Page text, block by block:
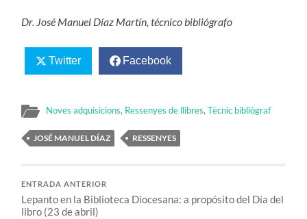
Dr. José Manuel Díaz Martín, técnico bibliógrafo
Twitter Facebook
Noves adquisicions, Ressenyes de llibres,Tècnic bibliògraf
JOSÉ MANUEL DÍAZ RESSENYES
ENTRADA ANTERIOR
Lepanto en la Biblioteca Diocesana: a propósito del Día del
libro (23 de abril)